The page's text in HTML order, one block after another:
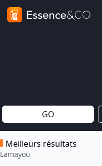
GO
Meilleurs résultats
Lamayou